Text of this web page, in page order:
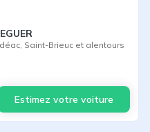
Saint-Brieuc et alentours
Estimez votre voiture